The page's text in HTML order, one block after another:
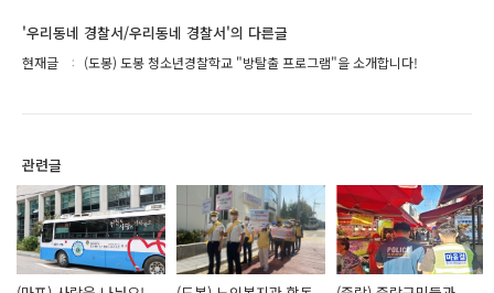
'우리동네 경찰서/우리동네 경찰서'의 다른글
현재글 (도봉) 도봉 청소년경찰학교 "방탈출 프로그램"을 소개합니다!
관련글